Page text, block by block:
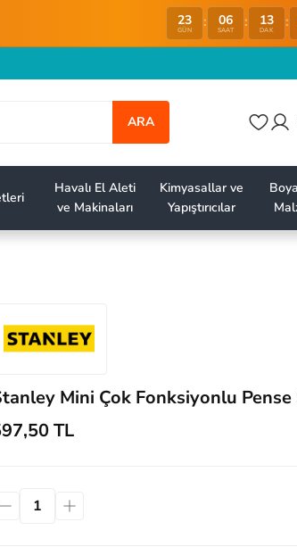
23
GÜN : 06
SAAT : 13
DAK :
ARA
Havalı El Aleti
ve Makinaları
Kimyasallar ve
Yapıştırıcılar
Mini Çok Fonksiyonlu
TL